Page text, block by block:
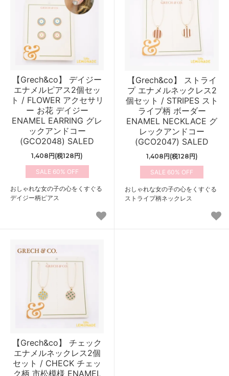
【Grech&co】 デイジー
エナメルピアス2個セッ
ト / FLOWER アクセサリ
ー お花 デイジー
ENAMEL EARRING グレ
ックアンドコー
(GCO2048) SALED
1,408円(税128円)
60%
おしゃれな女の子の心をくすぐる
デイジー柄ピアス
【Grech&co】 ストライ
プ エナメルネックレス2
個セット / STRIPES スト
ライプ柄 ボーダー
ENAMEL NECKLACE グ
レックアンドコー
(GCO2047) SALED
1,408円(税128円)
60%
おしゃれな女の子の心をくすぐる
ストライプ柄ネックレス
【Grech&co】 チェック
エナメルネックレス2個
セット / CHECK チェッ
ク柄 市松模様 ENAMEL